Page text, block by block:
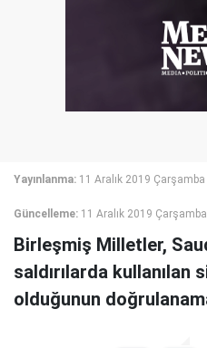
Yayınlanma: 11 Aralık 2019
Güncelleme: 11 Aralık 2019
Birleşmiş Milletler,
saldırılarda kullanılan
olduğunun